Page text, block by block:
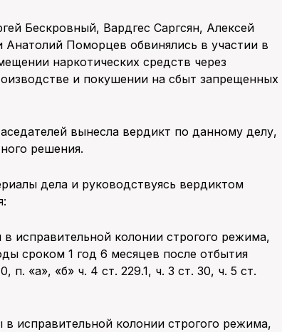
Бескровный, Вардгес Саргсян, Алексей
Поморцев обвинялись в участии в
наркотических средств через
и покушении на сбыт запрещенных
вынесла вердикт по данному делу,
решения.
дела и руководствуясь вердиктом
колонии строгого режима,
сроком 1 год 6 месяцев после отбытия
п. «а», «б» ч. 4 ст. 229.1, ч. 3 ст. 30, ч. 5 ст.
исправительной колонии строгого режима,